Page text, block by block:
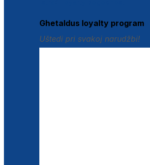
Ghetaldus loyalty program
Uštedi pri svakoj narudžbi!